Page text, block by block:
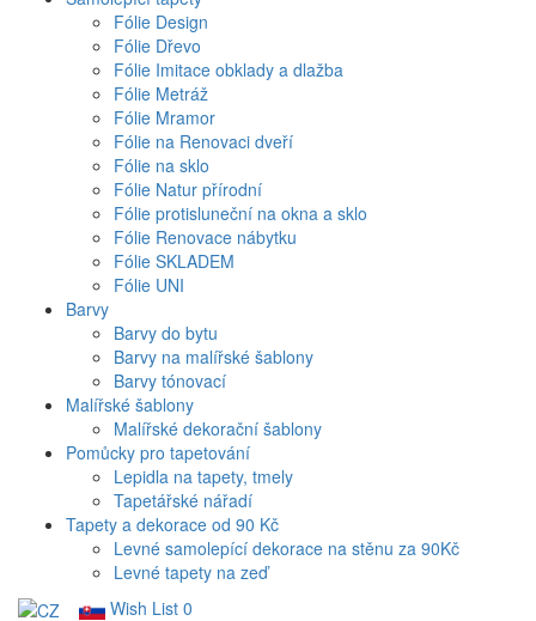
Fólie Design
Fólie Dřevo
Fólie Imitace obklady a dlažba
Fólie Metráž
Fólie Mramor
Fólie na Renovaci dveří
Fólie na sklo
Fólie Natur přírodní
Fólie protisluneční na okna a sklo
Fólie Renovace nábytku
Fólie SKLADEM
Fólie UNI
Barvy
Barvy do bytu
Barvy na malířské šablony
Barvy tónovací
Malířské šablony
Malířské dekorační šablony
Pomůcky pro tapetování
Lepidla na tapety, tmely
Tapetářské nářadí
Tapety a dekorace od 90 Kč
Levné samolepící dekorace na stěnu za 90Kč
Levné tapety na zeď
Wish List 0